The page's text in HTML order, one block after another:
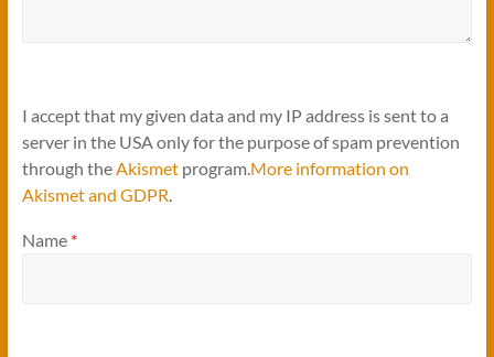
I accept that my given data and my IP address is sent to a
server in the USA only for the purpose of spam prevention
through the Akismetprogram. More information on
Akismet and GDPR
Name *